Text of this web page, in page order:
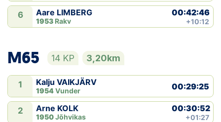
6 Aare LIMBERG
1953 Rakv
00:42:46
+10:12
M65 14 KP 3,20km
1 Kalju VAIKJÄRV
1954Vunder 00:29:25
2 Arne KOLK
1950Jõhvikas
00:30:52
+01:27